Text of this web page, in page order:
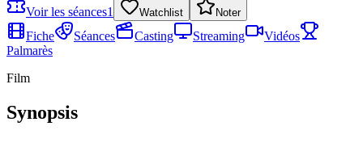
Voir les séances1 Watchlist Noter
Fiche Séances Casting Streaming
Vidéos
Palmarès
Film
Synopsis